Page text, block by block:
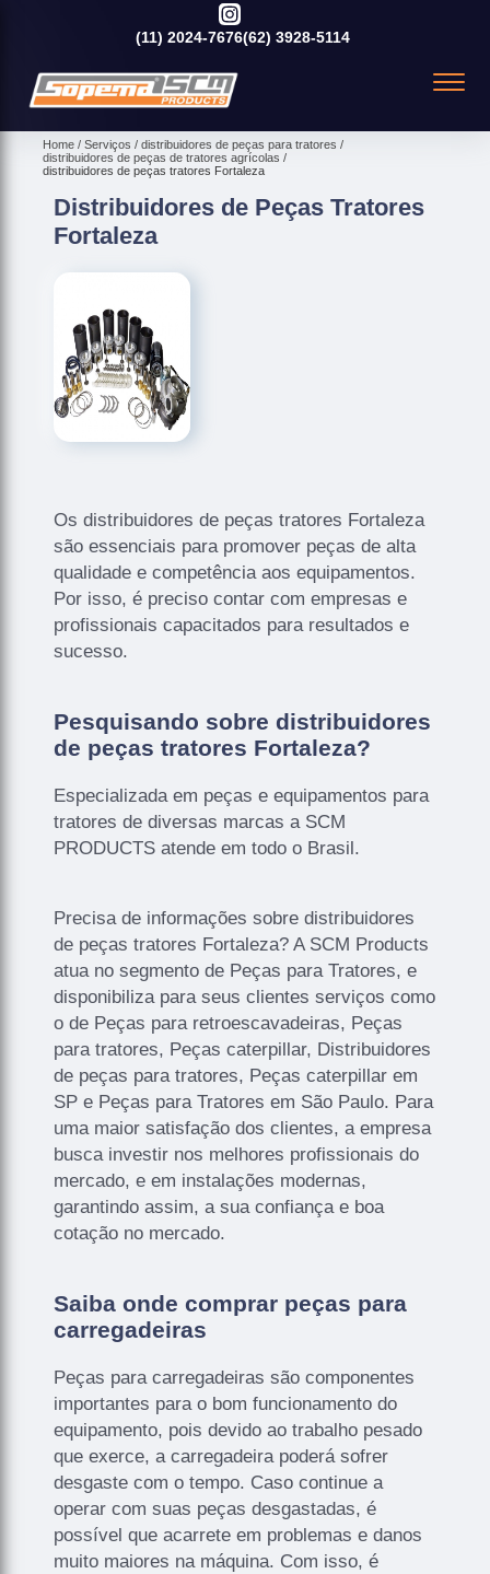
(11) 2024-7676(62) 3928-5114
Home Serviços
distribuidores de peças para tratores
distribuidores de peças de tratores agrícolas
distribuidores de peças tratores Fortaleza
Distribuidores de Peças Tratores
Fortaleza
Os distribuidores de peças tratores Fortaleza
são essenciais para promover peças de alta
qualidade e competência aos equipamentos.
Por isso, é preciso contar com empresas e
profissionais capacitados para resultados e
sucesso.
Pesquisando sobre distribuidores
de peças tratores Fortaleza?
Especializada em peças e equipamentos para
tratores de diversas marcas a SCM
PRODUCTS atende em todo o Brasil.
Precisa de informações sobre distribuidores
de peças tratores Fortaleza? A SCM Products
atua no segmento de Peças para Tratores, e
disponibiliza para seus clientes serviços como
o de Peças para retroescavadeiras, Peças
para tratores, Peças caterpillar, Distribuidores
de peças para tratores, Peças caterpillar em
SP e Peças para Tratores em São Paulo. Para
uma maior satisfação dos clientes, a empresa
busca investir nos melhores profissionais do
mercado, e em instalações modernas,
garantindo assim, a sua confiança e boa
cotação no mercado.
Saiba onde comprar peças para
carregadeiras
Peças para carregadeiras são componentes
importantes para o bom funcionamento do
equipamento, pois devido ao trabalho pesado
que exerce, a carregadeira poderá sofrer
desgaste com o tempo. Caso continue a
operar com suas peças desgastadas, é
possível que acarrete em problemas e danos
muito maiores na máquina. Com isso, é